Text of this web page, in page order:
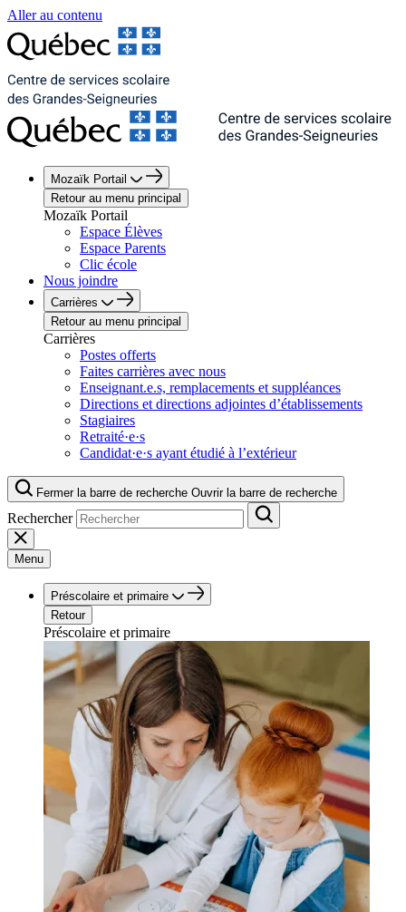
Aller au contenu
Mozaïk Portail
Retour au menu principal
Mozaïk Portail
Espace Élèves
Espace Parents
Clic école
Nous joindre
Carrières
Retour au menu principal
Carrières
Postes offerts
Faites carrières avec nous
Enseignant.e.s, remplacements et suppléances
Directions et directions adjointes d’établissements
Stagiaires
Retraité·e·s
Candidat·e·s ayant étudié à l’extérieur
Fermer la barre de recherche Ouvrir la barre de recherche
Rechercher
Menu
Préscolaire et primaire
Retour
Préscolaire et primaire